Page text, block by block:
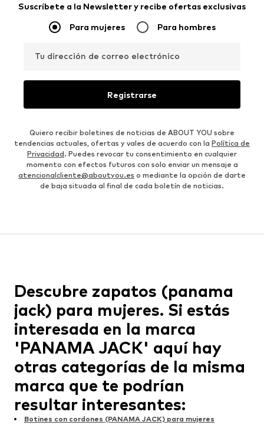
Suscríbete a la Newsletter y recibe ofertas exclusivas
Para mujeres Para hombres
Tu dirección de correo electrónico
Registrarse
Quiero recibir boletines de noticias de ABOUT YOU sobre
tendencias actuales, ofertas y vales de acuerdo con la Política de
Privacidad. Puedes revocar tu consentimiento en cualquier
momento con efectos futuros con solo enviar un mensaje a
atencionalcliente@aboutyou.es o mediante la opción de darte
de baja situada al final de cada boletín de noticias.
Descubre zapatos (panama
jack) para mujeres. Si estás
interesada en la marca
'PANAMA JACK' aquí hay
otras categorías de la misma
marca que te podrían
resultar interesantes:
Botines con cordones (PANAMA JACK) para mujeres